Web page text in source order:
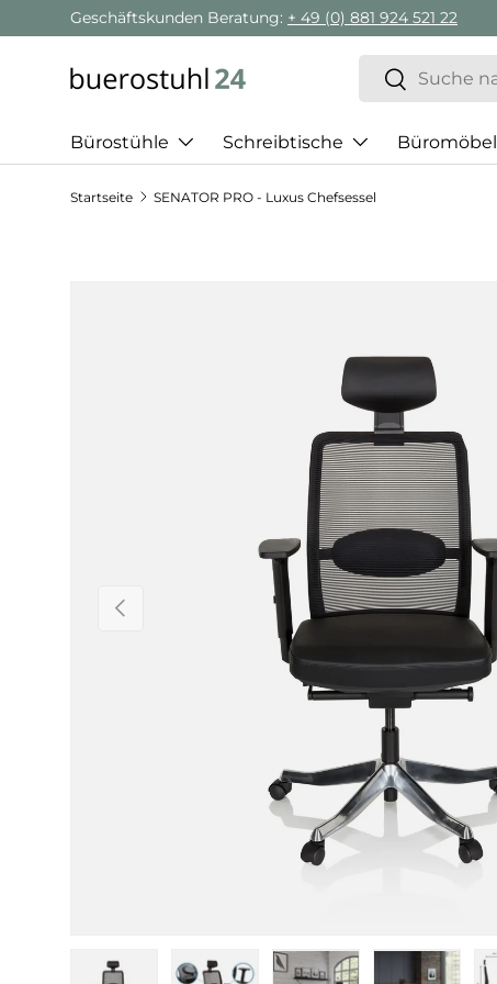
Direkt zum Inhalt
Geschäftskunden Beratung: + 49 (0) 881 924 521 22
Suchen
Suchen
Bürostühle Schreibtische Büromöbel
Startseite SENATOR PRO - Luxus Chefsessel
Vorherige